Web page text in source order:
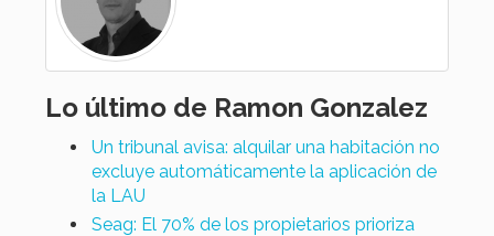
Lo último de Ramon Gonzalez
Un tribunal avisa: alquilar una habitación no
excluye automáticamente la aplicación de
la LAU
Seag: El 70% de los propietarios prioriza